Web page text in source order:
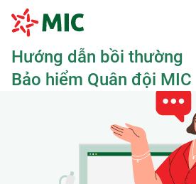
Hướng dẫn bồi thường
Bảo hiểm Quân đội MIC